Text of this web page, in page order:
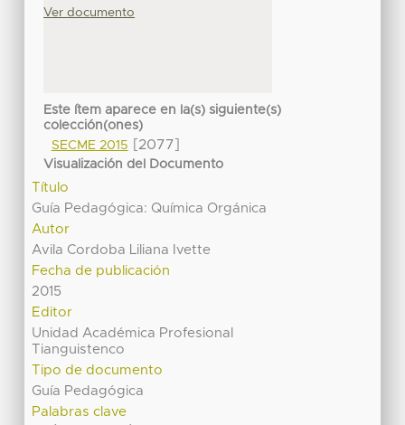
Ver documento
Este ítem aparece en la(s) siguiente(s)
colección(ones)
SECME 2015
[2077]
Visualización del Documento
Título
Guía Pedagógica: Química Orgánica
Autor
Avila Cordoba Liliana Ivette
Fecha de publicación
2015
Editor
Unidad Académica Profesional
Tianguistenco
Tipo de documento
Guía Pedagógica
Palabras clave